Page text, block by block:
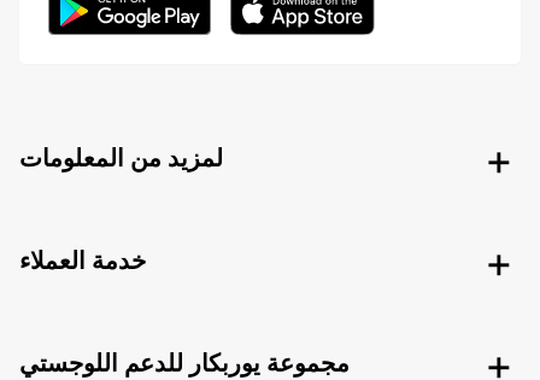
لمزيد من المعلومات
خدمة العملاء
مجموعة يوربكار للدعم اللوجستي